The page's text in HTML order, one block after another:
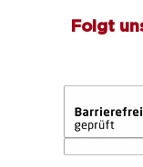
Folgt